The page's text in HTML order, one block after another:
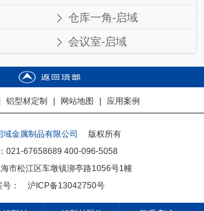
仓库一角-启域
会议室-启域
铝型材定制 网站地图 应用案例
域金属制品有限公司
版权所有
021-67658689 400-096-5058
市松江区车墩镇泖亭路1056号1幢
：
沪ICP备13042750号